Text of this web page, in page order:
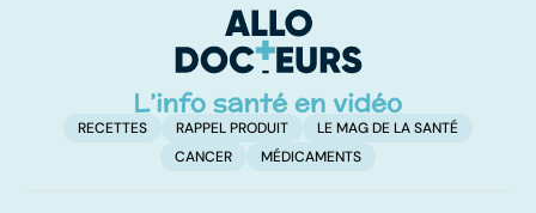
RECETTES RAPPEL PRODUIT
LE MAG DE LA SANTÉ
CANCER
MÉDICAMENTS